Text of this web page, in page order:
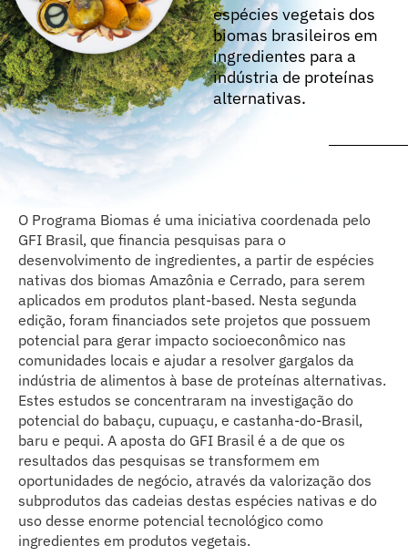
espécies vegetais dos
biomas brasileiros em
ingredientes para a
indústria de proteínas
alternativas.
O Programa Biomas é uma iniciativa coordenada pelo
GFI Brasil, que financia pesquisas para o
desenvolvimento de ingredientes, a partir de espécies
nativas dos biomas Amazônia e Cerrado, para serem
aplicados em produtos plant-based. Nesta segunda
edição, foram financiados sete projetos que possuem
potencial para gerar impacto socioeconômico nas
comunidades locais e ajudar a resolver gargalos da
indústria de alimentos à base de proteínas alternativas.
Estes estudos se concentraram na investigação do
potencial do babaçu, cupuaçu, e castanha-do-Brasil,
baru e pequi. A aposta do GFI Brasil é a de que os
resultados das pesquisas se transformem em
oportunidades de negócio, através da valorização dos
subprodutos das cadeias destas espécies nativas e do
uso desse enorme potencial tecnológico como
ingredientes em produtos vegetais.